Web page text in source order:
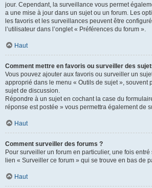
jour. Cependant, la surveillance vous permet
a une mise à jour dans un sujet ou un forum. Les
les favoris et les surveillances peuvent être
l’utilisateur dans l’onglet « Préférences du forum ».
Haut
Comment mettre en favoris ou surveiller des
Vous pouvez ajouter aux favoris ou surveiller un
approprié dans le menu « Outils de sujet », souvent
sujet de discussion.
Répondre à un sujet en cochant la case du
réponse est postée » vous permettra également de
Haut
Comment surveiller des forums ?
Pour surveiller un forum en particulier, une fois
lien « Surveiller ce forum » qui se trouve en bas de
Haut